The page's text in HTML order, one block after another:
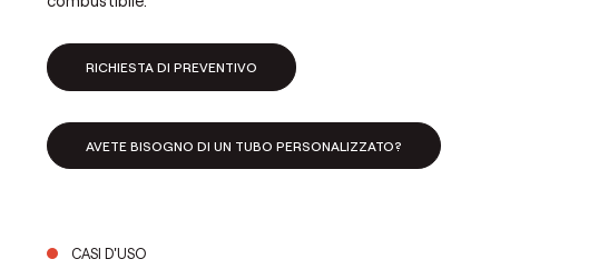
RICHIESTA DI PREVENTIVO
AVETE BISOGNO DI UN TUBO PERSONALIZZATO?
CASI D'USO